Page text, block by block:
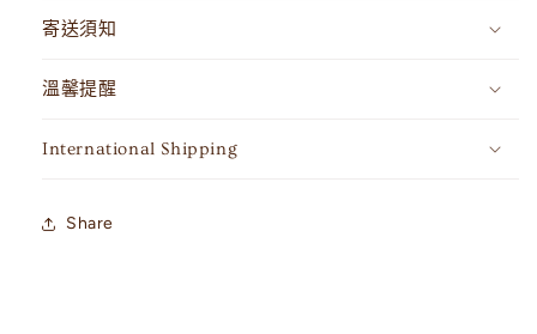
寄送須知
溫馨提醒
International Shipping
Share